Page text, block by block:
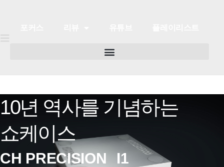
10년 역사를 기념하는
쇼케이스
CH PRECISION I1